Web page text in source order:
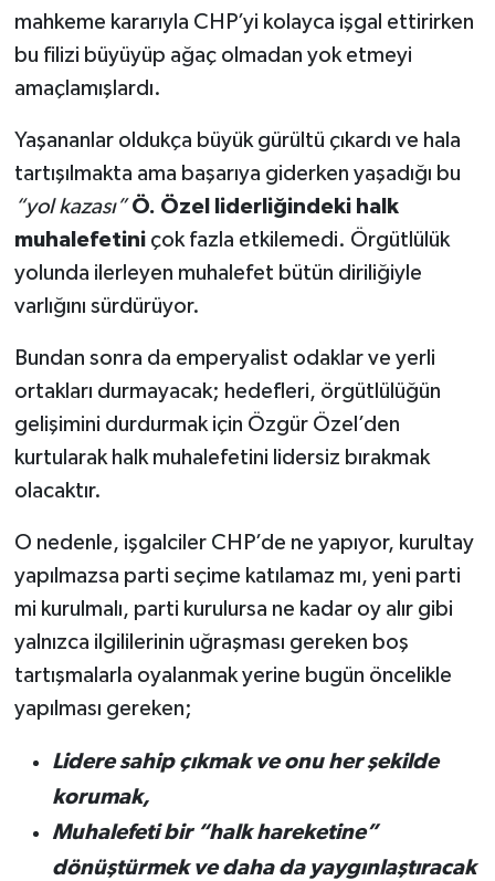
mahkeme kararıyla CHP’yi kolayca işgal ettirirken
bu filizi büyüyüp ağaç olmadan yok etmeyi
amaçlamışlardı.
Yaşananlar oldukça büyük gürültü çıkardı ve hala
tartışılmakta ama başarıya giderken yaşadığı bu
“yol kazası” Ö. Özel liderliğindeki halk
muhalefetiniçok fazla etkilemedi. Örgütlülük
yolunda ilerleyen muhalefet bütün diriliğiyle
varlığını sürdürüyor.
Bundan sonra da emperyalist odaklar ve yerli
ortakları durmayacak; hedefleri, örgütlülüğün
gelişimini durdurmak için Özgür Özel’den
kurtularak halk muhalefetini lidersiz bırakmak
olacaktır.
O nedenle, işgalciler CHP’de ne yapıyor, kurultay
yapılmazsa parti seçime katılamaz mı, yeni parti
mi kurulmalı, parti kurulursa ne kadar oy alır gibi
yalnızca ilgililerinin uğraşması gereken boş
tartışmalarla oyalanmak yerine bugün öncelikle
yapılması gereken;
Lidere sahip çıkmak ve onu her şekilde
korumak,
Muhalefeti bir “halk hareketine”
dönüştürmek ve daha da yaygınlaştıracak